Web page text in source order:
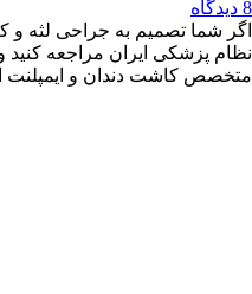
تصمیم به جراحی لثه و کاشت
ایران مراجعه کنید و
دندان و ایمپلنت است